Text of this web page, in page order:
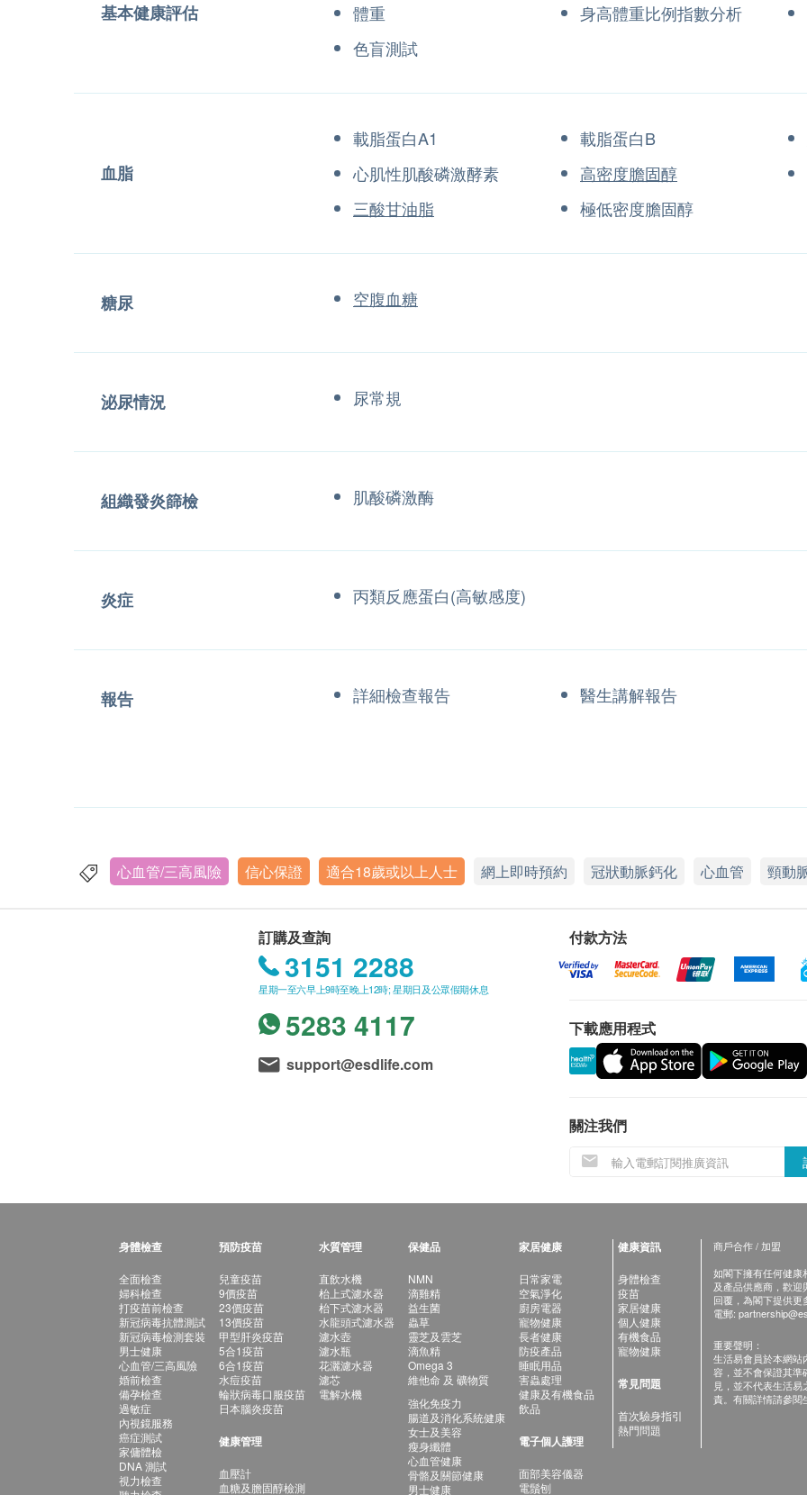
基本健康評估
體重
身高體重比例指數分析
色盲測試
血脂
載脂蛋白A1 載脂蛋白B
心肌性肌酸磷激酵素
高密度膽固醇
三酸甘油脂
極低密度膽固醇
糖尿 空腹血糖
泌尿情況 尿常規
組織發炎篩檢 肌酸磷激酶
炎症 丙類反應蛋白(高敏感度)
報告 詳細檢查報告 醫生講解報告
心血管/三高風險 信心保證 適合18歲或以上人士 網上即時預約 冠狀動脈鈣化 心血管 頸動
訂購及查詢
3151 2288
星期一至六早上9時至晚上12時; 星期日及公眾假期休息
5283 4117
support@esdlife.com
付款方法
下載應用程式
關注我們
身體檢查
全面檢查
婦科檢查
打疫苗前檢查
新冠病毒抗體測試
新冠病毒檢測套裝
男士健康
心血管/三高風險
婚前檢查
備孕檢查
過敏症
內視鏡服務
癌症測試
家傭體檢
DNA 測試
視力檢查
預防疫苗
兒童疫苗
9價疫苗
23價疫苗
13價疫苗
甲型肝炎疫苗
5合1疫苗
6合1疫苗
水痘疫苗
輪狀病毒口服疫苗
日本腦炎疫苗
健康管理
血壓計
血糖及膽固醇檢測
水質管理
直飲水機
枱上式濾水器
枱下式濾水器
水龍頭式濾水器
濾水壺
濾水瓶
花灑濾水器
濾芯
電解水機
保健品
NMN
滴雞精
益生菌
蟲草
靈芝及雲芝
滴魚精
Omega 3
維他命 及 礦物質
強化免疫力
腸道及消化系統健康
女士及美容
瘦身纖體
心血管健康
骨骼及關節健康
男士健康
家居健康
日常家電
空氣淨化
廚房電器
寵物健康
長者健康
防疫產品
睡眠用品
害蟲處理
健康及有機食品
飲品
電子個人護理
面部美容儀器
電鬚刨
健康資訊
身體檢查
疫苗
家居健康
個人健康
有機食品
寵物健康
常見問題
首次驗身指引
熱門問題
商戶合作 / 加盟
如閣下擁有任何健康
及產品供應商，歡迎
回覆，為閣下提供更
電郵:
重要聲明：
生活易會員於本網站
容，並不會保證其準
見，並不代表生活
責。有關詳情請參閱